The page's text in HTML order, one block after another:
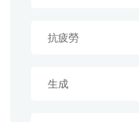
抗疲勞
生成